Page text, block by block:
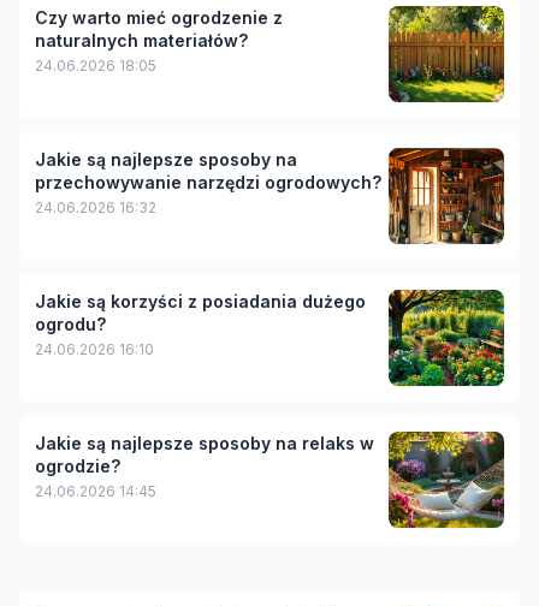
Czy warto mieć ogrodzenie z
naturalnych materiałów?
24.06.2026 18:05
Jakie są najlepsze sposoby na
przechowywanie narzędzi ogrodowych?
24.06.2026 16:32
Jakie są korzyści z posiadania dużego
ogrodu?
24.06.2026 16:10
Jakie są najlepsze sposoby na relaks w
ogrodzie?
24.06.2026 14:45